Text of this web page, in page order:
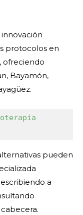
protocolos en
ofreciendo
Bayamón,
pueden
escribiendo a